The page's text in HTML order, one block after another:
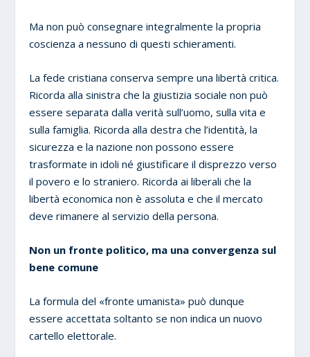
Ma non può consegnare integralmente la propria
coscienza a nessuno di questi schieramenti.
La fede cristiana conserva sempre una libertà critica.
Ricorda alla sinistra che la giustizia sociale non può
essere separata dalla verità sull’uomo, sulla vita e
sulla famiglia. Ricorda alla destra che l’identità, la
sicurezza e la nazione non possono essere
trasformate in idoli né giustificare il disprezzo verso
il povero e lo straniero. Ricorda ai liberali che la
libertà economica non è assoluta e che il mercato
deve rimanere al servizio della persona.
Non un fronte politico, ma una convergenza sul
bene comune
La formula del «fronte umanista» può dunque
essere accettata soltanto se non indica un nuovo
cartello elettorale.